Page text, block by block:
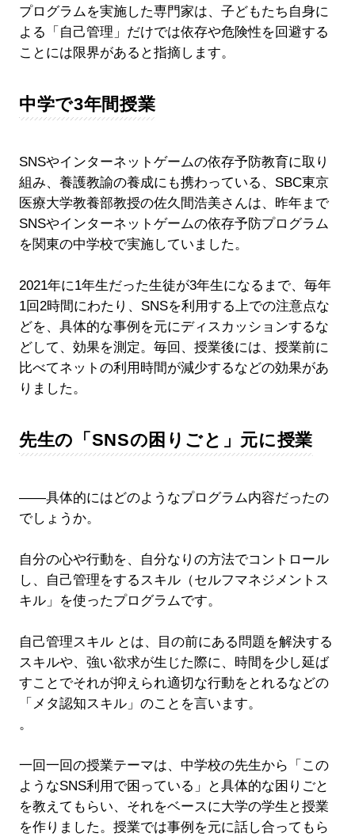
プログラムを実施した専門家は、子どもたち自身に
よる「自己管理」だけでは依存や危険性を回避する
ことには限界があると指摘します。
中学で3年間授業
SNSやインターネットゲームの依存予防教育に取り
組み、養護教諭の養成にも携わっている、SBC東京
医療大学教養部教授の佐久間浩美さんは、昨年まで
SNSやインターネットゲームの依存予防プログラム
を関東の中学校で実施していました。
2021年に1年生だった生徒が3年生になるまで、毎年
1回2時間にわたり、SNSを利用する上での注意点な
どを、具体的な事例を元にディスカッションするな
どして、効果を測定。毎回、授業後には、授業前に
比べてネットの利用時間が減少するなどの効果があ
りました。
先生の「SNSの困りごと」元に授業
――具体的にはどのようなプログラム内容だったの
でしょうか。
自分の心や行動を、自分なりの方法でコントロール
し、自己管理をするスキル（セルフマネジメントス
キル」を使ったプログラムです。
自己管理スキル とは、目の前にある問題を解決する
スキルや、強い欲求が生じた際に、時間を少し延ば
すことでそれが抑えられ適切な行動をとれるなどの
「メタ認知スキル」のことを言います。
。
一回一回の授業テーマは、中学校の先生から「この
ようなSNS利用で困っている」と具体的な困りごと
を教えてもらい、それをベースに大学の学生と授業
を作りました。授業では事例を元に話し合ってもら